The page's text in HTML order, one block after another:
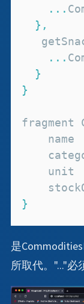
...
} ,
...
}
}
fragment
}
是
所取代。"..."必